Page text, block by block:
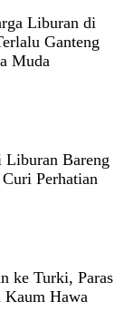
Liburan di
Ganteng
Muda
Liburan Bareng
Perhatian
ke Turki, Paras
Kaum Hawa